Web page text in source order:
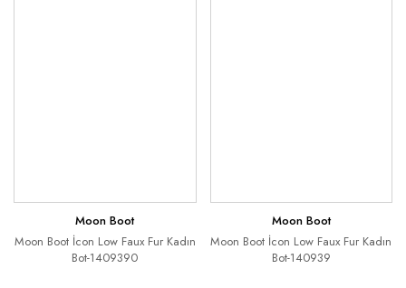
Moon Boot
Moon Boot İcon Low Faux Fur Kadın
Bot-1409390
Moon Boot
Moon Boot İcon Low Faux Fur Kadın
Bot-140939